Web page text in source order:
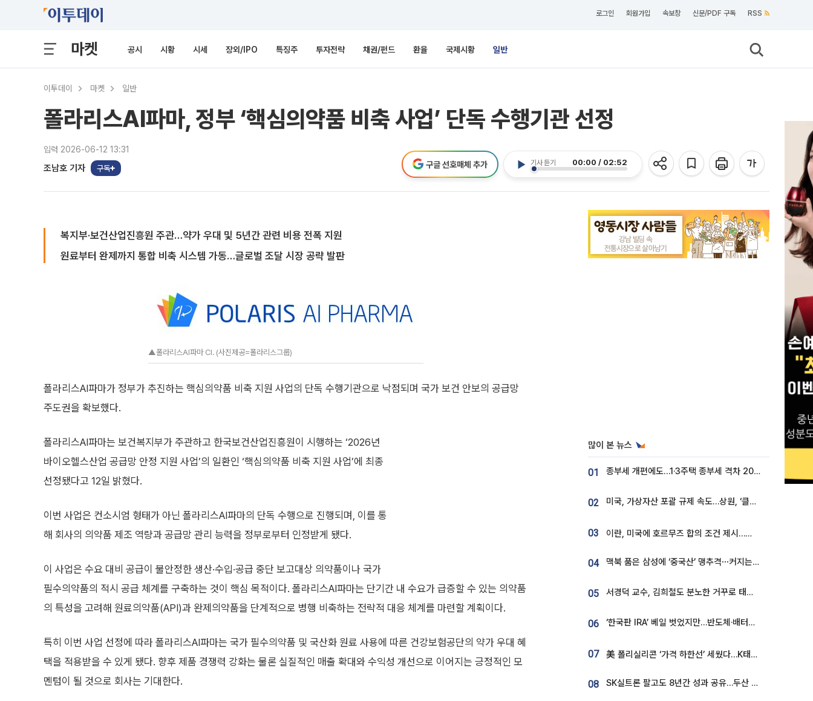
로그인 회원가입 속보창 신문/PDF 구독 RSS
마켓 공시 시황 시세 장외/IPO 특징주 투자전략 채권/펀드 환율 국제시황 일반
이투데이 마켓 일반
폴라리스AI파마, 정부 ‘핵심의약품 비축 사업’ 단독 수행기관 선정
입력 2026-06-12 13:31
조남호 기자 구독
기사 듣기 00:00 / 02:52
구글 선호매체 추가
복지부·보건산업진흥원 주관…약가 우대 및 5년간 관련 비용 전폭 지원
원료부터 완제까지 통합 비축 시스템 가동…글로벌 조달 시장 공략 발판
▲폴라리스AI파마 CI. (사진제공=폴라리스그룹)
폴라리스AI파마가 정부가 추진하는 핵심의약품 비축 지원 사업의 단독 수행기관으로 낙점되며 국가 보건 안보의 공급망
주도권을 확보했다.
폴라리스AI파마는 보건복지부가 주관하고 한국보건산업진흥원이 시행하는 ‘2026년
바이오헬스산업 공급망 안정 지원 사업’의 일환인 ‘핵심의약품 비축 지원 사업’에 최종
선정됐다고 12일 밝혔다.
이번 사업은 컨소시엄 형태가 아닌 폴라리스AI파마의 단독 수행으로 진행되며, 이를 통
해 회사의 의약품 제조 역량과 공급망 관리 능력을 정부로부터 인정받게 됐다.
이 사업은 수요 대비 공급이 불안정한 생산·수입·공급 중단 보고대상 의약품이나 국가
필수의약품의 적시 공급 체계를 구축하는 것이 핵심 목적이다. 폴라리스AI파마는 단기간 내 수요가 급증할 수 있는 의약품
의 특성을 고려해 원료의약품(API)과 완제의약품을 단계적으로 병행 비축하는 전략적 대응 체계를 마련할 계획이다.
특히 이번 사업 선정에 따라 폴라리스AI파마는 국가 필수의약품 및 국산화 원료 사용에 따른 건강보험공단의 약가 우대 혜
택을 적용받을 수 있게 됐다. 향후 제품 경쟁력 강화는 물론 실질적인 매출 확대와 수익성 개선으로 이어지는 긍정적인 모
멘텀이 될 것으로 회사는 기대한다.
많이 본 뉴스
01 종부세 개편에도…1·3주택 종부세 격차 2028년부터 확대
02 미국, 가상자산 포괄 규제 속도…상원, ‘클래리티법’ 9월 절차투표 추진
03 이란, 미국에 호르무즈 합의 조건 제시…美 “경기 아직 안 끝나” [종합]
04 맥북 품은 삼성에 ‘중국산’ 맹추격⋯커지는 노트북 OLED 시장
05 서경덕 교수, 김희철도 분노한 거꾸로 태극기⋯"엉터리는 아냐, 아쉬울 뿐"
06 ‘한국판 IRA’ 베일 벗었지만…반도체·배터리 업계 “시행령이 관건”
07 美 폴리실리콘 ‘가격 하한선’ 세웠다…K태양광 수혜 기대
08 SK실트론 팔고도 8년간 성과 공유…두산 인수대금 2.3조가 끝 아냐